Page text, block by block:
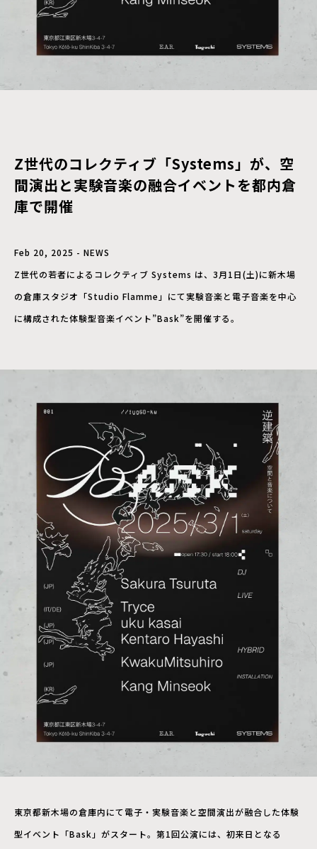
Z世代のコレクティブ「Systems」が、空
間演出と実験音楽の融合イベントを都内倉
庫で開催
Feb 20, 2025 - NEWS
Z世代の若者によるコレクティブ Systems は、3月1日(土)に新木場
の倉庫スタジオ「Studio Flamme」にて実験音楽と電子音楽を中心
に構成された体験型音楽イベント”Bask”を開催する。
東京都新木場の倉庫内にて電子・実験音楽と空間演出が融合した体験
型イベント「Bask」がスタート。第1回公演には、初来日となる